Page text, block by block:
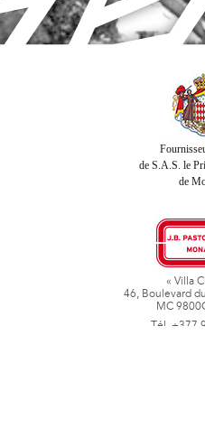
de S.A.S. le
de
« Villa
46, Boulevard
MC
Tél. +377